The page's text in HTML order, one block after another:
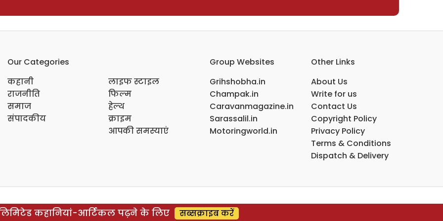
Our Categories
कहानी
राजनीति
समाज
संपादकीय
लाइफ स्टाइल
फिल्म
हेल्थ
क्राइम
आपकी समस्याएं
Group Websites
Grihshobha.in
Champak.in
Caravanmagazine.in
Sarassalil.in
Motoringworld.in
Other Links
About Us
Write for us
Contact Us
Copyright Policy
Privacy Policy
Terms & Conditions
Dispatch & Delivery
कहानियां-आर्टिकल पढ़ने के लिए सब्सक्राइब करें